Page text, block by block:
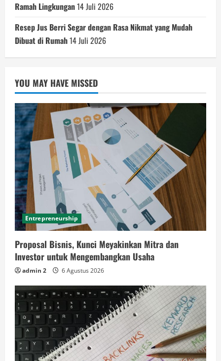
Ramah Lingkungan14 Juli 2026
Resep Jus Berri Segar dengan Rasa Nikmat yang Mudah
Dibuat di Rumah14 Juli 2026
YOU MAY HAVE MISSED
Entrepreneurship
Proposal Bisnis, Kunci Meyakinkan Mitra dan
Investor untuk Mengembangkan Usaha
admin 2 6 Agustus 2026